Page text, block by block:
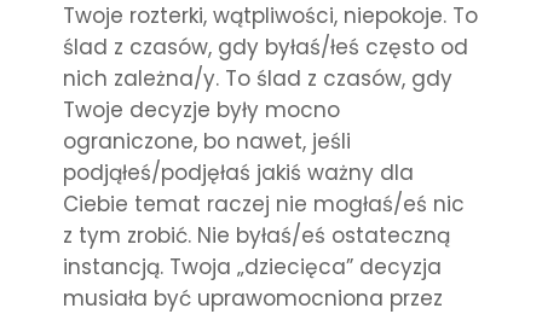
Twoje rozterki, wątpliwości, niepokoje. To
ślad z czasów, gdy byłaś/łeś często od
nich zależna/y. To ślad z czasów, gdy
Twoje decyzje były mocno
ograniczone, bo nawet, jeśli
podjąłeś/podjęłaś jakiś ważny dla
Ciebie temat raczej nie mogłaś/eś nic
z tym zrobić. Nie byłaś/eś ostateczną
instancją. Twoja „dziecięca” decyzja
musiała być uprawomocniona przez